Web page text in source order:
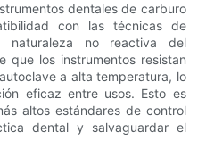
dentales de carburo
con las técnicas de
naturaleza no reactiva del
que los instrumentos resistan
a alta temperatura, lo
eficaz entre usos. Esto es
altos estándares de control
dental y salvaguardar el